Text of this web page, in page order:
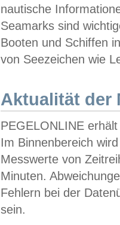
nautische
Seamarks sind
Booten und Schiffen
von Seezeichen wie
Aktualität der
PEGELONLINE
Im Binnenbereich
Messwerte von
Minuten.
Fehlern bei der
sein.